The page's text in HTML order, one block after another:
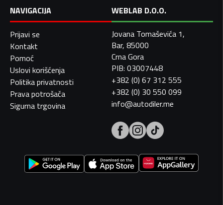
NAVIGACIJA
Prijavi se
Kontakt
Pomoć
Uslovi korišćenja
Politika privatnosti
Prava potrošača
Sigurna trgovina
WEBLAB D.O.O.
Jovana Tomaševića 1,
Bar, 85000
Crna Gora
PIB: 03007448
+382 (0) 67 312 555
+382 (0) 30 550 099
info@autodiler.me